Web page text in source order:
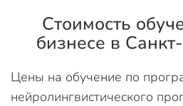
Стоимость
бизнесе в
Цены на обучение по
нейролингвистического